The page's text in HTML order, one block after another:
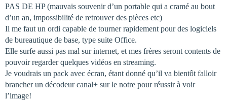
PAS DE HP (mauvais souvenir d’un portable qui a cramé au bout
d’un an, impossibilité de retrouver des pièces etc)
Il me faut un ordi capable de tourner rapidement pour des logiciels
de bureautique de base, type suite Office.
Elle surfe aussi pas mal sur internet, et mes frères seront contents de
pouvoir regarder quelques vidéos en streaming.
Je voudrais un pack avec écran, étant donné qu’il va bientôt falloir
brancher un décodeur canal+ sur le notre pour réussir à voir
l’image!